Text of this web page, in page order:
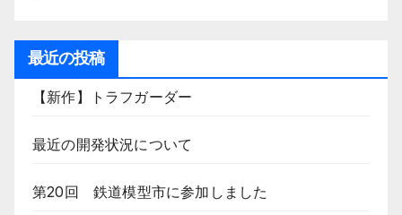
最近の投稿
【新作】トラフガーダー
最近の開発状況について
第20回 鉄道模型市に参加しました